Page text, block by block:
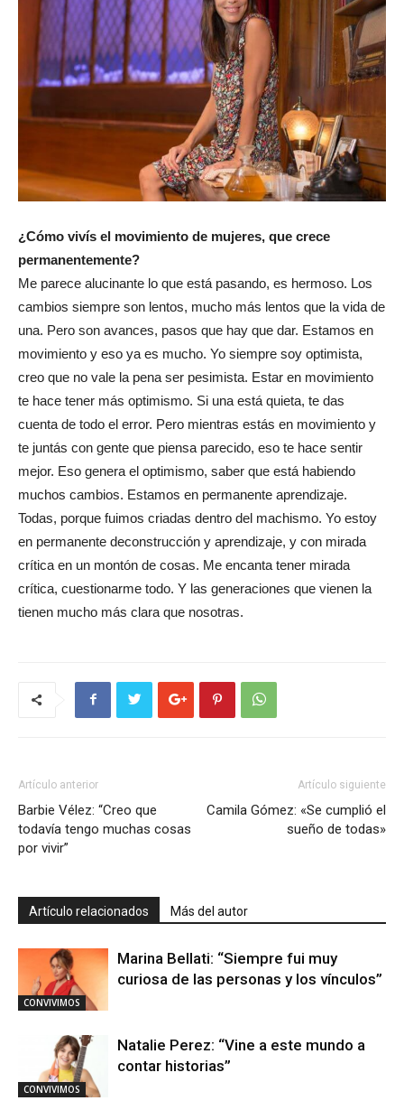
¿Cómo vivís el movimiento de mujeres, que crece
permanentemente?
Me parece alucinante lo que está pasando, es hermoso. Los
cambios siempre son lentos, mucho más lentos que la vida de
una. Pero son avances, pasos que hay que dar. Estamos en
movimiento y eso ya es mucho. Yo siempre soy optimista,
creo que no vale la pena ser pesimista. Estar en movimiento
te hace tener más optimismo. Si una está quieta, te das
cuenta de todo el error. Pero mientras estás en movimiento y
te juntás con gente que piensa parecido, eso te hace sentir
mejor. Eso genera el optimismo, saber que está habiendo
muchos cambios. Estamos en permanente aprendizaje.
Todas, porque fuimos criadas dentro del machismo. Yo estoy
en permanente deconstrucción y aprendizaje, y con mirada
crítica en un montón de cosas. Me encanta tener mirada
crítica, cuestionarme todo. Y las generaciones que vienen la
tienen mucho más clara que nosotras.
Artículo anterior
Barbie Vélez: “Creo que
todavía tengo muchas cosas
por vivir”
Artículo siguiente
Camila Gómez: «Se cumplió el
sueño de todas»
Artículo relacionados Más del autor
CONVIVIMOS
Marina Bellati: “Siempre fui muy
curiosa de las personas y los vínculos”
CONVIVIMOS
Natalie Perez: “Vine a este mundo a
contar historias”